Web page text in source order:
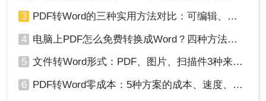
3 PDF转Word的三种实用方法对比：可编辑、保格式、避风险！
4 电脑上PDF怎么免费转换成Word？四种方法对比与实操指南（附详细表格）!
5 文件转Word形式：PDF、图片、扫描件3种来源分别怎么处理！
6 PDF转Word零成本：5种方案的成本、速度、精度对比！